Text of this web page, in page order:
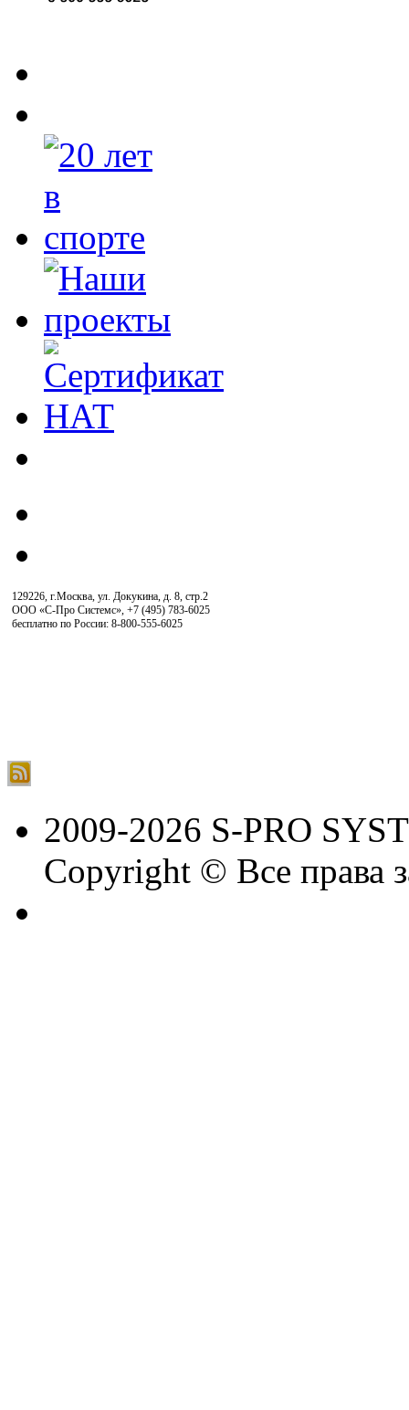
129226, г.Москва, ул. Докукина, д. 8, стр.2
ООО «С-Про Системс», +7 (495) 783-6025
бесплатно по России: 8-800-555-6025
2009-2026 S-PRO
Copyright © Все права